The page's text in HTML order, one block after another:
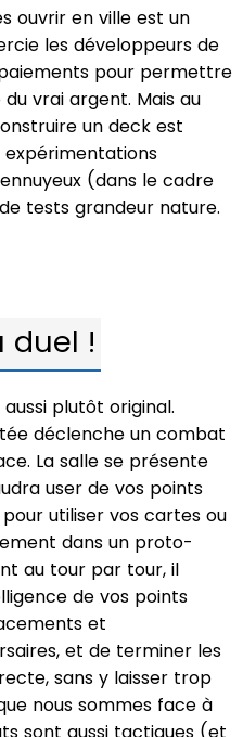
ouvrir en ville est un
les développeurs de
pour permettre
vrai argent. Mais au
un deck est
(dans le cadre
tests grandeur nature.
duel !
plutôt original.
déclenche un combat
La salle se présente
user de vos points
utiliser vos cartes ou
dans un proto-
au tour par tour, il
de vos points
et
et de terminer les
sans y laisser trop
nous sommes face à